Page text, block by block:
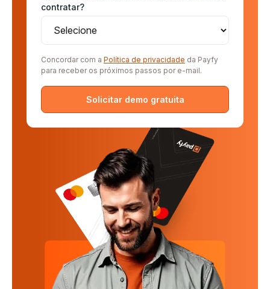
contratar?
Concordar com a Política de privacidade da Payfy
para receber os próximos passos por e-mail.